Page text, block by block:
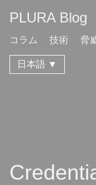
PLURA Blog
コラム 技術 脅
日本語 ▼